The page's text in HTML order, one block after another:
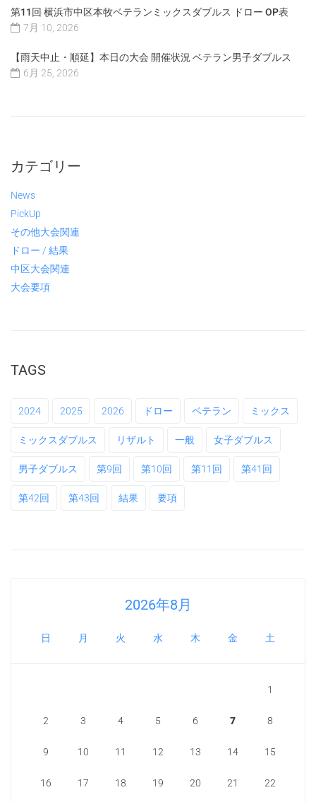
第11回 横浜市中区本牧ベテランミックスダブルス ドロー OP表
7月 10, 2026
【雨天中止・順延】本日の大会 開催状況 ベテラン男子ダブルス
6月 25, 2026
カテゴリー
News
PickUp
その他大会関連
ドロー / 結果
中区大会関連
大会要項
TAGS
2024 2025 2026 ドロー ベテラン ミックス
ミックスダブルス リザルト 一般 女子ダブルス
男子ダブルス 第9回 第10回 第11回 第41回
第42回 第43回 結果 要項
2026年8月
日 月 火 水 木 金 土
1
2 3 4 5 6 7 8
9 10 11 12 13 14 15
16 17 18 19 20 21 22